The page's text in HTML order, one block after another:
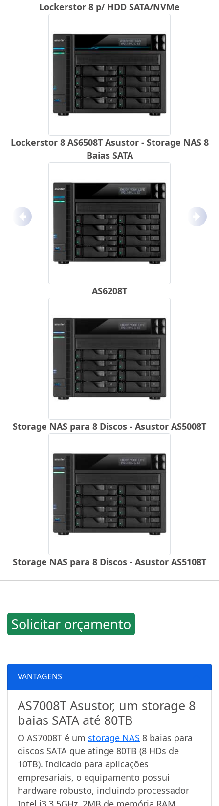
Lockerstor 8 p/ HDD SATA/NVMe
Lockerstor 8 AS6508T Asustor - Storage NAS 8
Baias SATA
AS6208T
Storage NAS para 8 Discos - Asustor AS5008T
Storage NAS para 8 Discos - Asustor AS5108T
Anterior
Solicitar orçamento
VANTAGENS
AS7008T Asustor, um storage 8
baias SATA até 80TB
O AS7008T é um storage NAS 8 baias para
discos SATA que atinge 80TB (8 HDs de
10TB). Indicado para aplicações
empresariais, o equipamento possui
hardware robusto, incluindo processador
Intel i3 3,5GHz, 2MB de memória RAM